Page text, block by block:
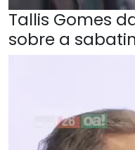
Tallis Gomes
sobre a